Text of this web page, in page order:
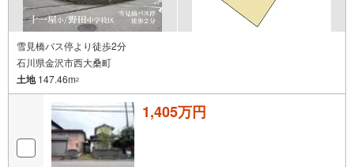
雪見橋バス停より徒歩2分
石川県金沢市西大桑町
土地147.46m2
1,405万円